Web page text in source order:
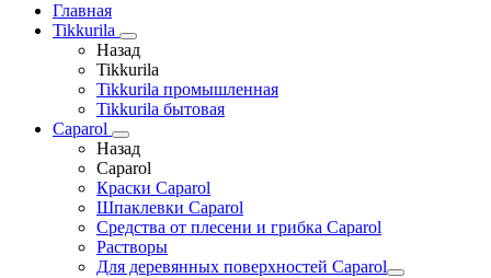
Главная
Tikkurila
Назад
Tikkurila
Tikkurila промышленная
Tikkurila бытовая
Caparol
Назад
Caparol
Краски Caparol
Шпаклевки Caparol
Средства от плесени и грибка Caparol
Растворы
Для деревянных поверхностей Caparol